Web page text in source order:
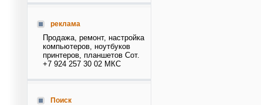
реклама
Продажа, ремонт, настройка
компьютеров, ноутбуков
принтеров, планшетов Сот.
+7 924 257 30 02 МКС
Поиск